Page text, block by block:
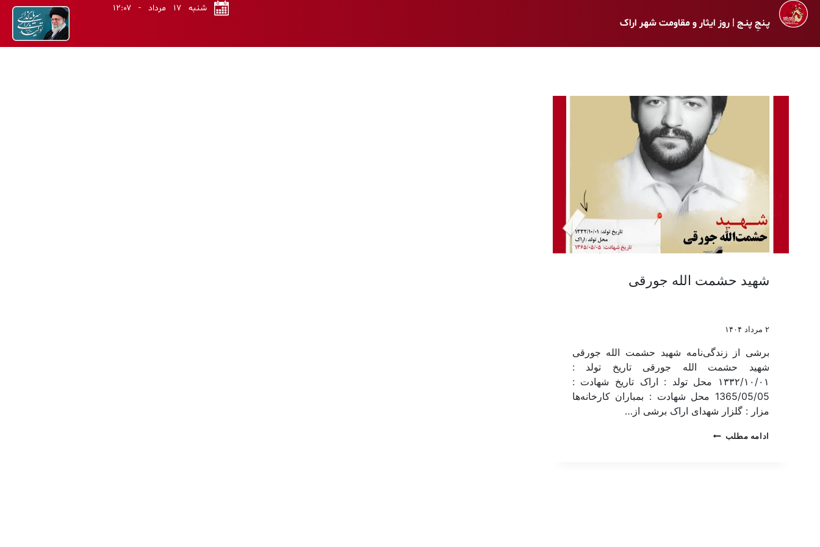
پـنجِ پنـج | روز ایثار و مقاومت شهر اراک
شنبه ۱۷ مرداد - ۱۲:۰۷
شهید حشمت الله جورقی
۲ مرداد ۱۴۰۴
برشی از زندگی‌نامه شهید حشمت الله جورقی
شهید حشمت الله جورقی تاریخ تولد :
۱۳۳۲/۱۰/۰۱ محل تولد : اراک تاریخ شهادت :
1365/05/05 محل شهادت : بمباران کارخانه‌ها
مزار : گلزار شهدای اراک برشی از…
ادامه مطلب